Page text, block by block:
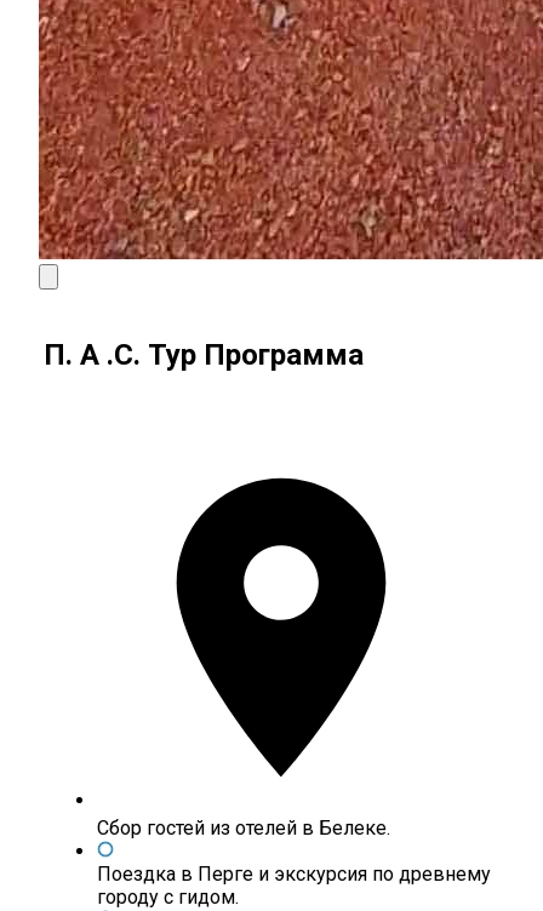
П. А .С. Тур Программа
Сбор гостей из отелей в Белеке.
Поездка в Перге и экскурсия по древнему
городу с гидом.